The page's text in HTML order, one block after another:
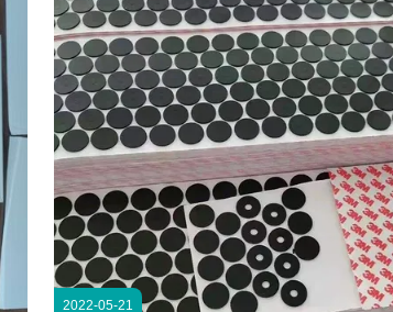
2022-05-21